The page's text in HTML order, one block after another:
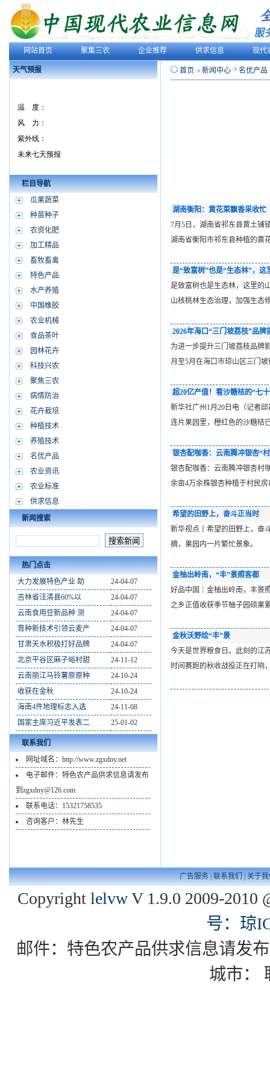
网站首页 聚集三农 企业推荐 供求信息 现代
天气预报
栏目导航
瓜果蔬菜
种苗种子
农资化肥
加工精品
畜牧畜禽
特色产品
水产养殖
中国橡胶
农业机械
食品茶叶
园林花卉
科技兴农
聚焦三农
病情防治
花卉栽培
种植技术
养殖技术
名优产品
农业资讯
农业标准
供求信息
新闻搜索
热门点击
大力发展特色产业 助
24-04-07
吉林省汪清县60%以
24-04-07
云南食用豆新品种 测
24-04-07
育种新技术引领云麦产
24-04-07
甘肃天水积极打好品牌
24-04-07
北京平谷区麻子峪村甜
24-11-12
云南丽江马铃薯原原种
24-10-24
收获在金秋
24-10-24
海南4件地理标志入选
24-11-08
国家主席习近平发表二
25-01-02
联系我们
网址域名：http://www.zgxdny.net
电子邮件：特色农产品供求信息请发布
到zgxdny@126.com
联系电话：15321758535
咨询客户：林先生
首页 新闻中心 名优产品
湖南衡阳：黄花菜飘香采收忙
7月5日，湖南省祁东县黄土铺
湖南省衡阳市祁东县种植的黄
是“致富树”也是“生态林”，这
是致富树也是生态林，这里的
山核桃林生态治理，加强生态
2026年海口“三门坡荔枝”品
为进一步提升三门坡荔枝品牌
月至5月在海口市琼山区三门
超20亿产值！看沙糖桔的“七
新华社广州1月20日电（记者
连片果园里，橙红色的沙糖桔
银杏配咖香：云南腾冲银杏“
银杏配咖香：云南腾冲银杏村
余亩4万余株银杏种植于村民
希望的田野上，奋斗正当时
新华视点丨希望的田野上，
摘，果园内一片繁忙景象。
金柚出岭南，“丰”景照客都
好品中国｜金柚出岭南，丰景
之乡正值收获季节柚子园硕果
金秋沃野绘“丰”景
今天是世界粮食日。此刻的江
时间赛跑的秋收战役正在打响
广告服务|联系我们|关于
Copyright lelvwV 1.9.0 2009-2010
号：琼
邮件：特色农产品供求信息请发
城市：